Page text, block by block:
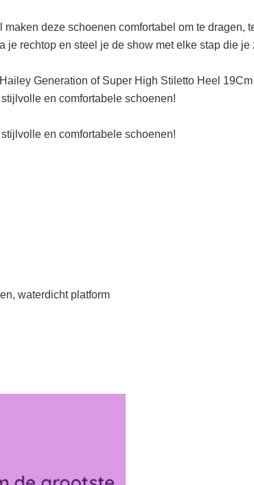
deze schoenen comfortabel om te dragen,
rechtop en steel je de show met elke stap die je
Generation of Super High Stiletto Heel
en comfortabele schoenen!
en comfortabele schoenen!
waterdicht platform